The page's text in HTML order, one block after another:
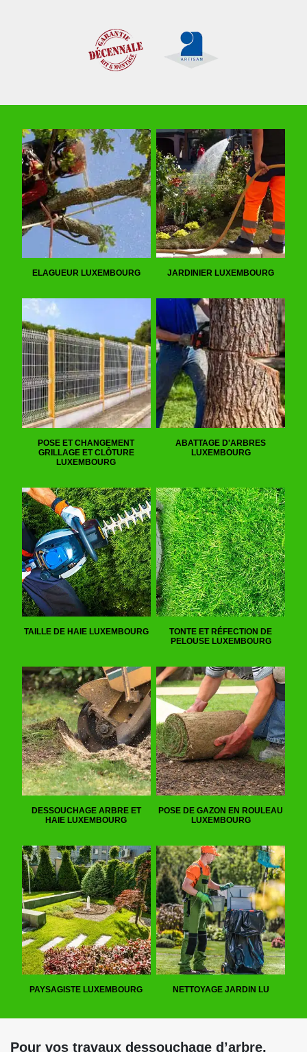
ELAGUEUR LUXEMBOURG JARDINIER LUXEMBOURG
POSE ET CHANGEMENT
GRILLAGE ET CLÔTURE
LUXEMBOURG
ABATTAGE D'ARBRES
LUXEMBOURG
TAILLE DE HAIE LUXEMBOURG
TONTE ET RÉFECTION DE
PELOUSE LUXEMBOURG
DESSOUCHAGE ARBRE ET
HAIE LUXEMBOURG
POSE DE GAZON EN ROULEAU
LUXEMBOURG
PAYSAGISTE LUXEMBOURG NETTOYAGE JARDIN LU
Pour vos travaux dessouchage d’arbre,